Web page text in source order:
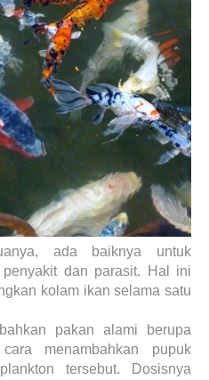
ada baiknya untuk
dan parasit. Hal ini
kolam ikan selama satu
pakan alami berupa
menambahkan pupuk
tersebut. Dosisnya